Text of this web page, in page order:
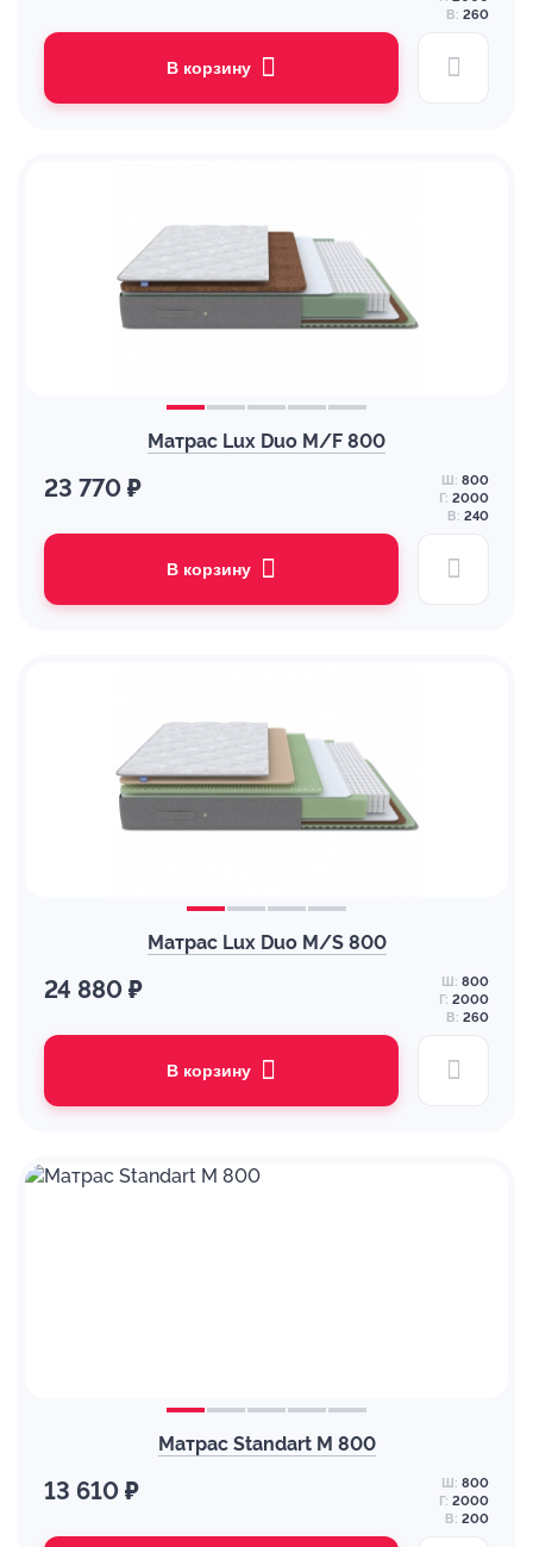
В: 260
В корзину
Матрас Lux Duo M/F 800
23 770 ₽ Ш: 800
Г: 2000
В: 240
В корзину
Матрас Lux Duo M/S 800
24 880 ₽ Ш: 800
Г: 2000
В: 260
В корзину
Матрас Standart M 800
13 610 ₽ Ш: 800
Г: 2000
В: 200